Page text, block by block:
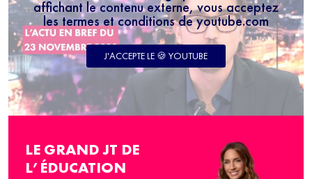
affichant le contenu externe, vous acceptez
les termes et conditions de youtube.com
J'ACCEPTE LE 🍪 YOUTUBE
LE GRAND JT DE
L’ÉDUCATION